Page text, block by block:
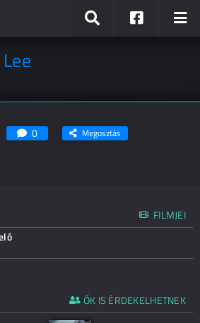
0 Megosztás
FILMJEI
ŐK IS ÉRDEKELHETNEK